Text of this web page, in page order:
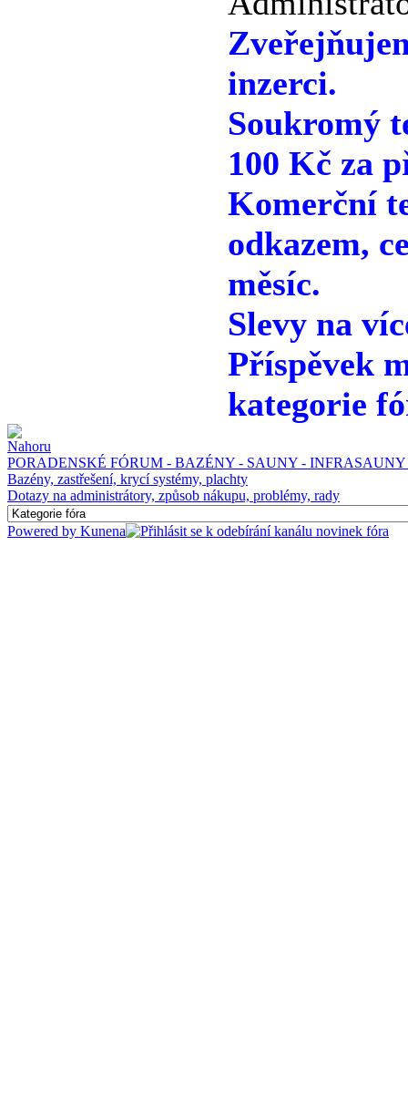
inzerci.
Soukromý
100 Kč za
Komerční
odkazem,
měsíc.
Slevy na
Příspěvek
kategorie
PORADENSKÉ FÓRUM - BAZÉNY - SAUNY -
Bazény, zastřešení, krycí systémy, plachty
Dotazy na administrátory, způsob nákupu, problémy, rady
Powered by Kunena